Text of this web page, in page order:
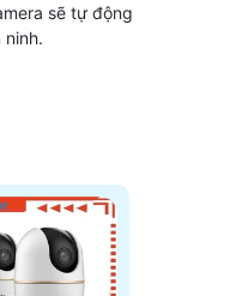
sẽ tự động